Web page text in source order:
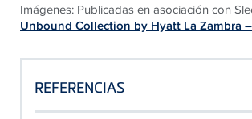
Imágenes: Publicadas en asociación con
Unbound Collection by Hyatt La Zambra
REFERENCIAS